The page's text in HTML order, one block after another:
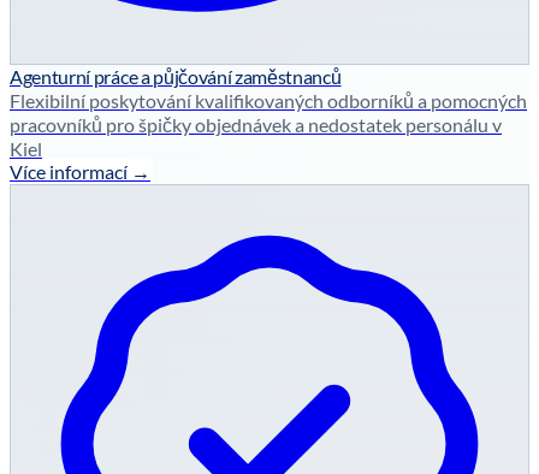
Agenturní práce a půjčování zaměstnanců
Flexibilní poskytování kvalifikovaných odborníků a pomocných
pracovníků pro špičky objednávek a nedostatek personálu v
Kiel
Více informací →